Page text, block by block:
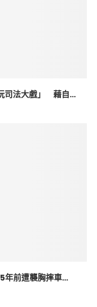
司法大戲」 藉自...
年前遭襲胸摔車...